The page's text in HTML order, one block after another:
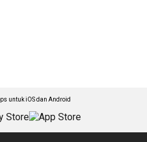
untuk iOS dan Android